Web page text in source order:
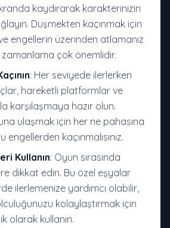
kaydırarak karakterinizin
Düşmekten kaçınmak için
engellerin üzerinden atlamanız
çok önemlidir.
: Her seviyede ilerlerken
hareketli platformlar ve
karşılaşmaya hazır olun.
ulaşmak için her ne pahasına
kaçınmalısınız.
Kullanın: Oyun sırasında
dikkat edin. Bu özel eşyalar
ilerlemenize yardımcı olabilir,
kolaylaştırmak için
olarak kullanın.